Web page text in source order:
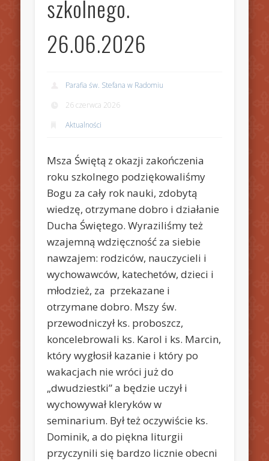
szkolnego.
26.06.2026
Parafia św. Stefana w Radomiu
26 czerwca 2026
Aktualności
Msza Świętą z okazji zakończenia
roku szkolnego podziękowaliśmy
Bogu za cały rok nauki, zdobytą
wiedzę, otrzymane dobro i działanie
Ducha Świętego. Wyraziliśmy też
wzajemną wdzięczność za siebie
nawzajem: rodziców, nauczycieli i
wychowawców, katechetów, dzieci i
młodzież, za przekazane i
otrzymane dobro. Mszy św.
przewodniczył ks. proboszcz,
koncelebrowali ks. Karol i ks. Marcin,
który wygłosił kazanie i który po
wakacjach nie wróci już do
„dwudziestki” a będzie uczył i
wychowywał kleryków w
seminarium. Był też oczywiście ks.
Dominik, a do piękna liturgii
przyczynili się bardzo licznie obecni